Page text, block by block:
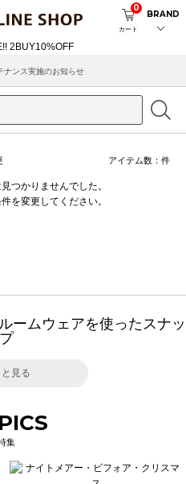
カート
0
BRAND
ンス実施のお知らせ
アイテム数： 件
つかりませんでした。
を変更してください。
ームウェアを使ったスナッ
プ
と見る
集